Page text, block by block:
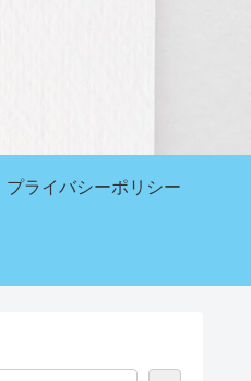
プライバシーポリシー